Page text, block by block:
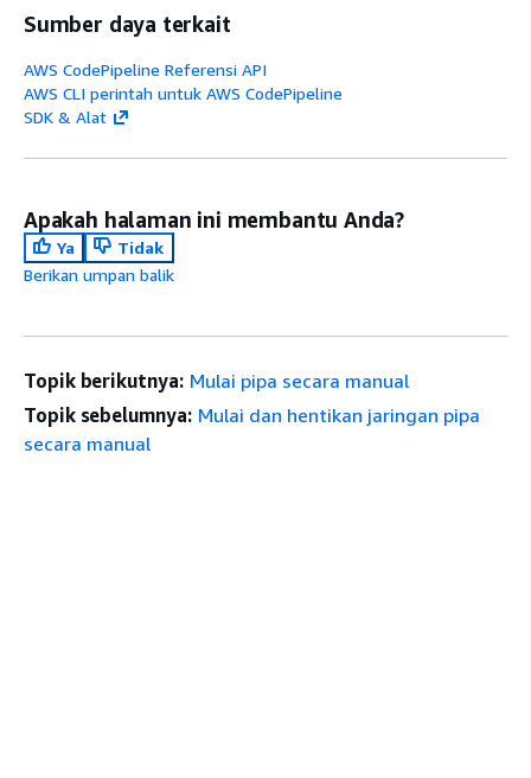
Sumber daya terkait
AWS CodePipeline Referensi API
AWS CLI perintah untuk AWS CodePipeline
SDK & Alat
Apakah halaman ini membantu Anda?
Ya
Tidak
Berikan umpan balik
Topik berikutnya: Mulai pipa secara manual
Topik sebelumnya: Mulai dan hentikan jaringan pipa
secara manual